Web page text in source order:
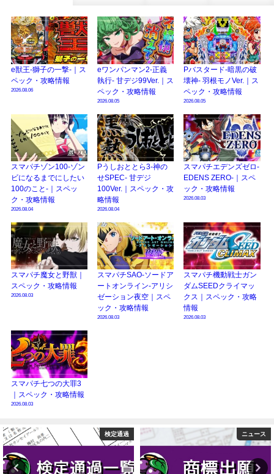
日遊協、ファン調査2025を発表｜使用金額中央値「1万円-3万円/1回」「遊技
歴20年以上が50％以上」等々…
【2025年】エイプリルフール話題（ネタ）まとめ｜ぱちんこパチスロ関連【4
月1日】
e獣王-獅子の一撃-｜ス
ペック・攻略情報
2026.08.06
eワンパンマン2-正義
執行- 甘デジ99Ver.｜ス
ペック・攻略情報
2026.08.05
Pバスタード-暗黒の破
壊神- 羽根モノVer.｜ス
ペック・攻略情報
2026.08.05
スマパチゾン100-ゾン
ビになるまでにしたい
100のこと-｜スペッ
ク・攻略情報
2026.08.04
Pうしおととら3-神の
せSPEC- 甘デジ
100Ver.｜スペック・攻
略情報
2026.08.04
スマパチエデンズゼロ-
EDENS ZERO-｜スペ
ック・攻略情報
2026.08.03
スマパチ魔女と野獣｜
スペック・攻略情報
2026.08.03
スマパチSAO-ソードア
ートオンライン-アリシ
ゼーション夜空｜スペ
ック・攻略情報
2026.08.03
スマパチ機動戦士ガン
ダムSEEDクライマッ
クス｜スペック・攻略
情報
2026.08.03
スマパチ七つの大罪3
｜スペック・攻略情報
2026.08.03
検定通過 ニュース